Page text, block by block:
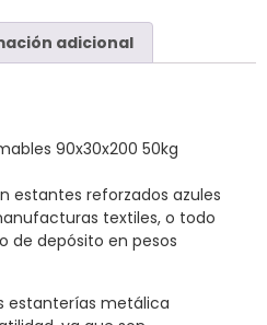
adicional
90x30x200 50kg
estantes reforzados azules
textiles, o todo
de depósito en pesos
estanterías metálica